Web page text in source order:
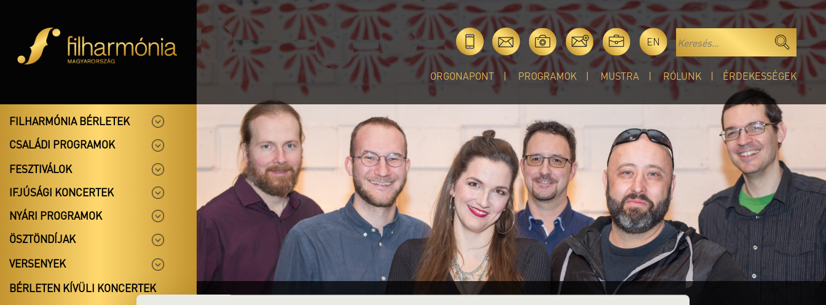
EN
ORGONAPONT PROGRAMOK MUSTRA RÓLUNK ÉRDEKESSÉGEK
FILHARMÓNIA BÉRLETEK
CSALÁDI PROGRAMOK
FESZTIVÁLOK
IFJÚSÁGI KONCERTEK
NYÁRI PROGRAMOK
ÖSZTÖNDÍJAK
VERSENYEK
BÉRLETEN KÍVÜLI KONCERTEK